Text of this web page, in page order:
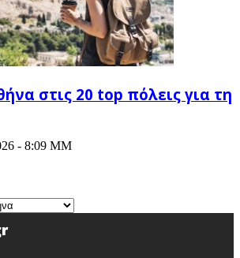
στις 20 top πόλεις για τη
- 8:09 ΜΜ